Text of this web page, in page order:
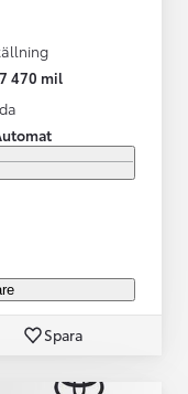
470 mil
Spara